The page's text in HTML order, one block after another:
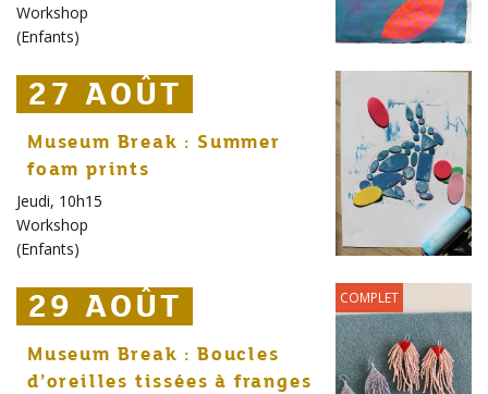
Workshop
(Enfants)
27 AOÛT
27 AOÛT
27 AOÛT
Museum Break : Summer
foam prints
Jeudi, 10h15
Workshop
(Enfants)
29 AOÛT
29 AOÛT
29 AOÛT COMPLET
Museum Break : Boucles
d’oreilles tissées à franges